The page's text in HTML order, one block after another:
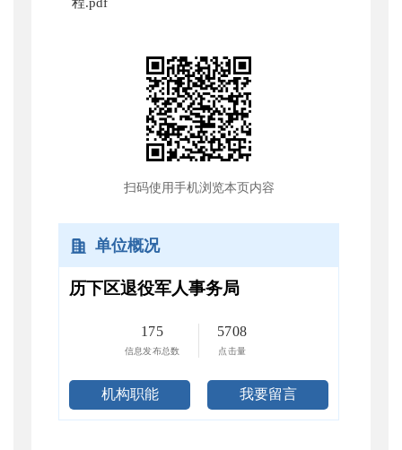
扫码使用手机浏览本页内容
单位概况
历下区退役军人事务局
175
信息发布总数
5708
点击量
机构职能 我要留言